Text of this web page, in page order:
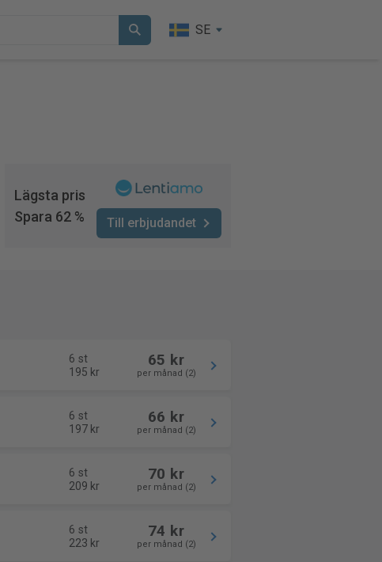
SE
Lägsta pris
Spara 62 %
Till erbjudandet
6 st
195 kr
65 kr
per månad (2)
6 st
197 kr
66 kr
per månad (2)
6 st
209 kr
70 kr
per månad (2)
6 st
223 kr
74 kr
per månad (2)